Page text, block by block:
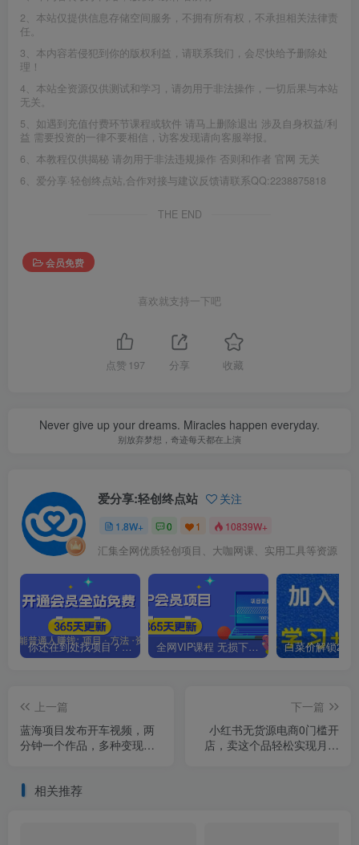
2、本站仅提供信息存储空间服务，不拥有所有权，不承担相关法律责
任。
3、本内容若侵犯到你的版权利益，请联系我们，会尽快给予删除处
理！
4、本站全资源仅供测试和学习，请勿用于非法操作，一切后果与本站
无关。
5、如遇到充值付费环节课程或软件 请马上删除退出 涉及自身权益/利
益 需要投资的一律不要相信，访客发现请向客服举报。
6、本教程仅供揭秘 请勿用于非法违规操作 否则和作者 官网 无关
6、爱分享·轻创终点站,合作对接与建议反馈请联系QQ:2238875818
THE END
会员免费
喜欢就支持一下吧
点赞 197 分享 收藏
Never give up your dreams. Miracles happen everyday.
别放弃梦想，奇迹每天都在上演
爱分享:轻创终点站 关注
1.8W+ 0 1 10839W+
汇集全网优质轻创项目、大咖网课、实用工具等资源
你还在到处找项目？还在当韭菜？我靠卖项目一个月收入5万+，曾经我也是个失败者。 全网VIP课程 无损下载~.~
上一篇
蓝海项目发布开车视频，两
分钟一个作品，多种变现方
下一篇
小红书无货源电商0门槛开
店，卖这个品轻松实现月入
相关推荐